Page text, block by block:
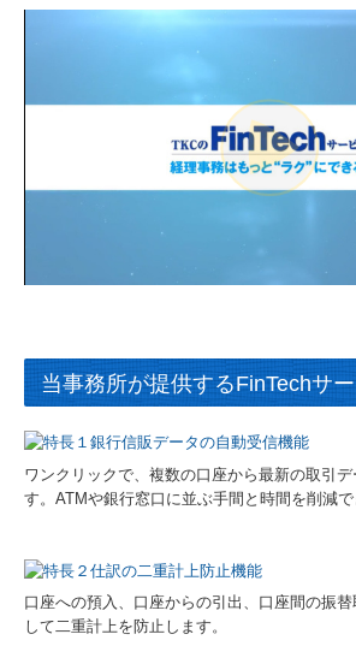
当事務所が提供するFinTechサ
ワンクリックで、複数の口座から最新の取引
す。ATMや銀行窓口に並ぶ手間と時間を削減で
口座への預入、口座からの引出、口座間の振
して二重計上を防止します。